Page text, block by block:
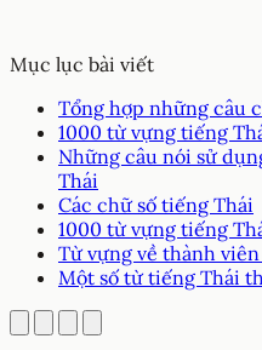
Mục lục bài viết
Tổng hợp những câu
1000 từ vựng tiếng
Những câu nói sử
Thái
Các chữ số tiếng Thái
1000 từ vựng tiếng
Từ vựng về thành
Một số từ tiếng Thái